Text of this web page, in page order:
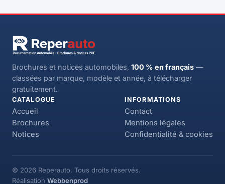
Brochures et notices automobiles, 100 % en français —
classées par marque, modèle et année, à télécharger
gratuitement.
CATALOGUE
Accueil
Brochures
Notices
INFORMATIONS
Contact
Mentions légales
Confidentialité & cookies
© 2026 Reperauto. Tous droits réservés.
Réalisation Webbenprod